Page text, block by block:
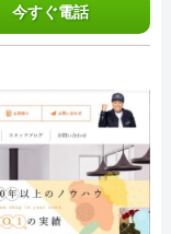
今すぐ電話